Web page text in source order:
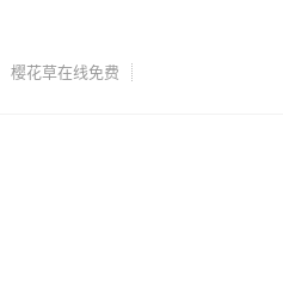
樱花草在线免费